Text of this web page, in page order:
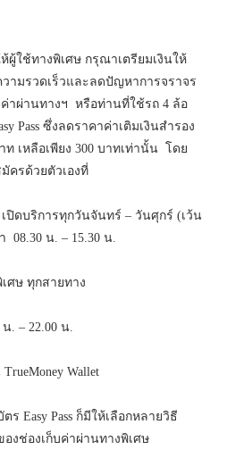
ผู้ใช้ทางพิเศษ กรุณาเตรียมเงินให้
ามรวดเร็วและลดปัญหาการจราจร
าผ่านทางฯ หรือท่านที่ใช้รถ 4 ล้อ
Pass ซึ่งลดราคาค่าเติมเงินสำรอง
เหลือเพียง 300 บาทเท่านั้น โดย
ครด้วยตัวเองที่
เปิดบริการทุกวันจันทร์ – วันศุกร์ (เว้น
08.30 น. – 15.30 น.
ศษ ทุกสายทาง
. – 22.00 น.
Wallet
ร Easy Pass ก็มีให้เลือกหลายวิธี
องช่องเก็บค่าผ่านทางพิเศษ